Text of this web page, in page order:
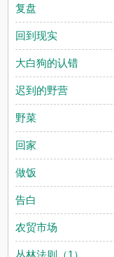
复盘
回到现实
大白狗的认错
迟到的野营
野菜
回家
做饭
告白
农贸市场
丛林法则（1）